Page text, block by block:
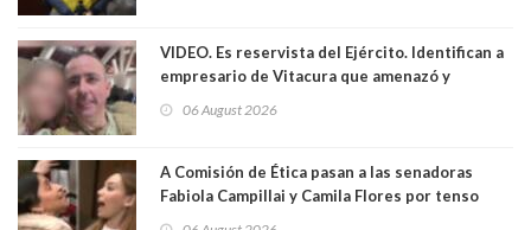
VIDEO. Es reservista del Ejército. Identifican a
empresario de Vitacura que amenazó y
al "ring raja". Se trata de Andrés Arrieta y la
06 August 2026
A Comisión de Ética pasan a las senadoras
Fabiola Campillai y Camila Flores por tenso